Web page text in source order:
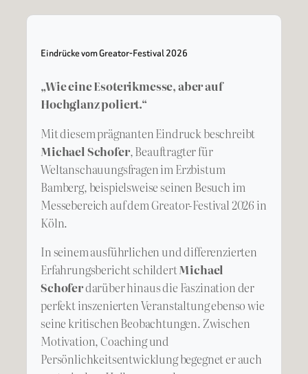
Eindrücke vom Greator-Festival 2026
„Wie eine Esoterikmesse, aber auf
Hochglanz poliert.“
Mit diesem prägnanten Eindruck beschreibt
Michael Schofer, Beauftragter für
Weltanschauungsfragen im Erzbistum
Bamberg, beispielsweise seinen Besuch im
Messebereich auf dem Greator-Festival 2026 in
Köln.
In seinem ausführlichen und differenzierten
Erfahrungsbericht schildertMichael
Schoferdarüber hinaus die Faszination der
perfekt inszenierten Veranstaltung ebenso wie
seine kritischen Beobachtungen. Zwischen
Motivation, Coaching und
Persönlichkeitsentwicklung begegnet er auch